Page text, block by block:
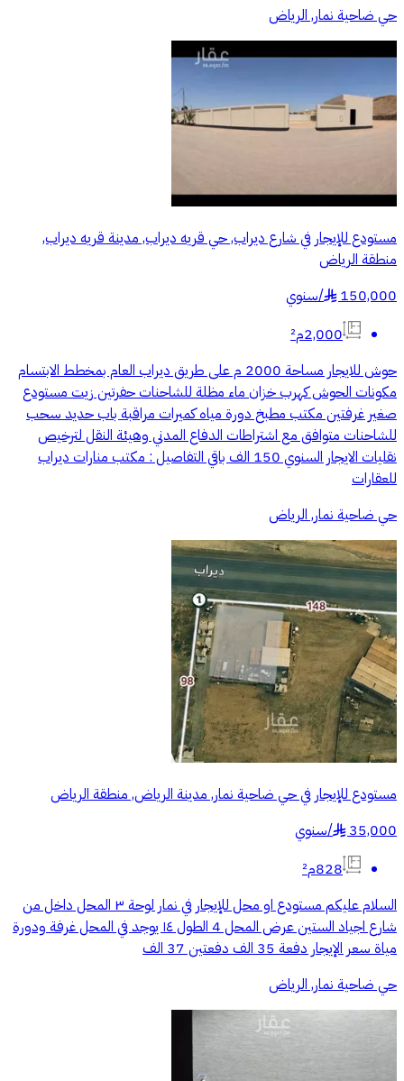
حي ضاحية نمار, الرياض
مستودع للإيجار في شارع ديراب, حي قريه ديراب, مدينة قريه ديراب,
منطقة الرياض
150,000
§
/سنوي
2,000م²
حوش للايجار مساحة 2000 م على طريق ديراب العام بمخطط الابتسام
مكونات الحوش كهرب خزان ماء مظلة للشاحنات حفرتين زيت مستودع
صغير غرفتين مكتب مطبخ دورة مياه كميرات مراقبة باب حديد سحب
للشاحنات متوافق مع اشتراطات الدفاع المدني وهيئة النقل لترخيص
نقليات الايجار السنوي 150 الف باقي التفاصيل : مكتب منارات ديراب
للعقارات
حي ضاحية نمار, الرياض
مستودع للإيجار في حي ضاحية نمار, مدينة الرياض, منطقة الرياض
35,000
§
/سنوي
828م²
السلام عليكم مستودع او محل للإيجار في نمار لوحة ٣ المحل داخل من
شارع اجياد الستين عرض المحل 4 الطول ١٤ يوجد في المحل غرفة ودورة
مياة سعر الإيجار دفعة 35 الف دفعتين 37 الف
حي ضاحية نمار, الرياض